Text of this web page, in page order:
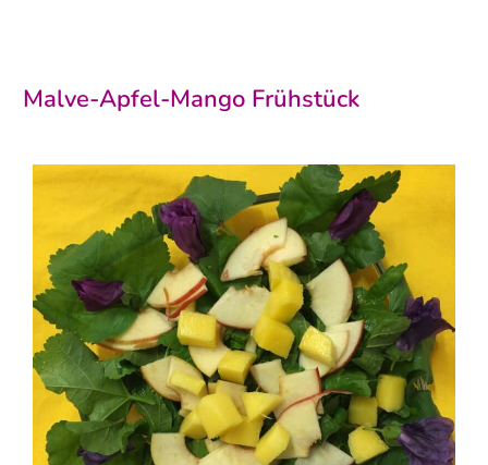
Malve-Apfel-Mango Frühstück